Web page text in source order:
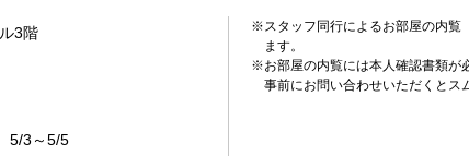
3階
5/3～5/5
※スタッフ同行によるお部屋の内覧
ます。
※お部屋の内覧には本人確認書類が
事前にお問い合わせいただくとス